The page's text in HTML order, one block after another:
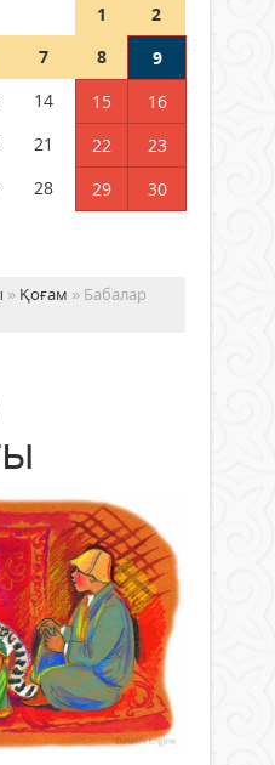
дауыс бере
1
2
7 8
9
14 15
16
21 22
23
28 29
30
» Қоғам » Бабалар